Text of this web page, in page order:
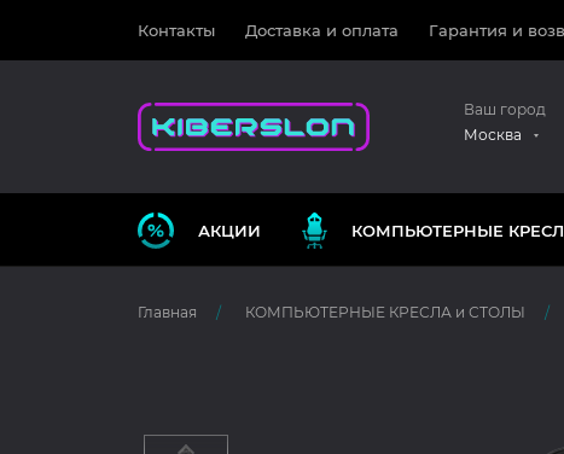
Контакты Доставка и оплата Гарантия и
Ваш город
Москва
АКЦИИ КОМПЬЮТЕРНЫЕ
Главная КОМПЬЮТЕРНЫЕ КРЕСЛА и СТОЛЫ